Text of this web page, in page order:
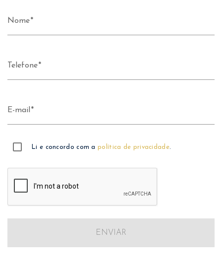
Nome
Telefone
E-mail
Li e concordo com apolítica de privacidade.
ENVIAR